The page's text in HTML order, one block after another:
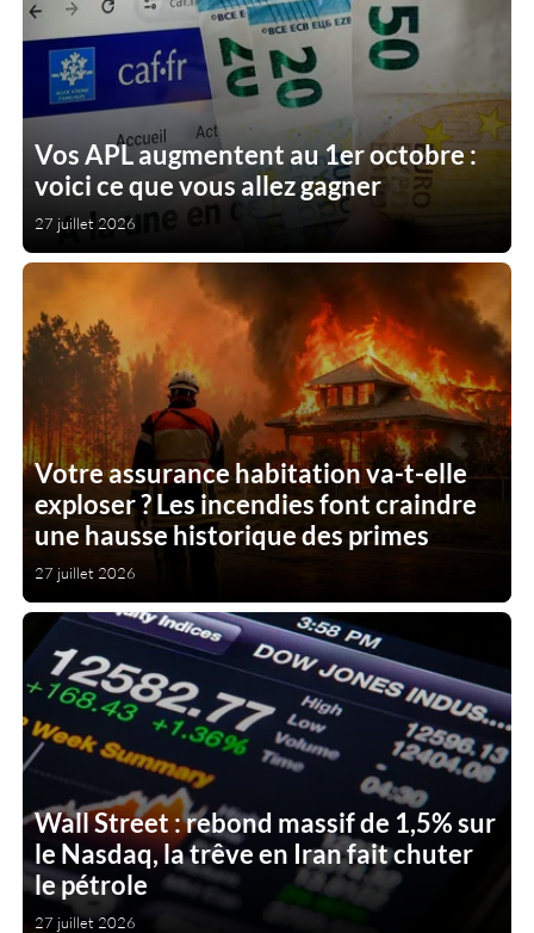
Vos APL augmentent au 1er octobre :
voici ce que vous allez gagner
27 juillet 2026
Votre assurance habitation va-t-elle
exploser ? Les incendies font craindre
une hausse historique des primes
27 juillet 2026
Wall Street : rebond massif de 1,5% sur
le Nasdaq, la trêve en Iran fait chuter
le pétrole
27 juillet 2026